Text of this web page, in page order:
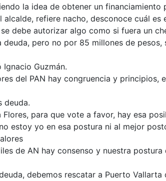
la idea de obtener un
refiere nacho, desconoce cuál es
debe autorizar algo como si fuera un
pero no por 85 millones de
Guzmán.
del PAN hay congruencia y principios,
deuda.
para que vote a favor, hay esa
estoy yo en esa postura ni al mejor
de AN hay consenso y nuestra
debemos rescatar a Puerto Vallarta